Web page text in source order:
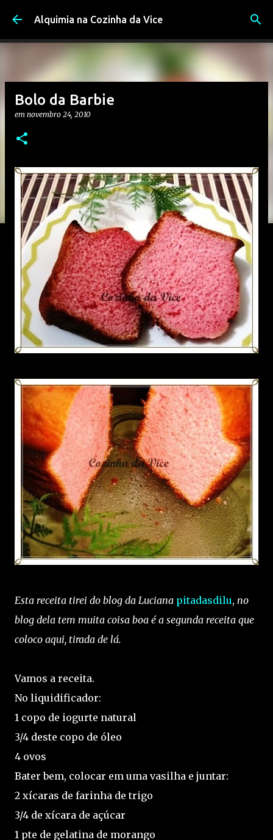
Pular para o conteúdo principal
Alquimia na Cozinha da Vice
Bolo da Barbie
em novembro 24, 2010
Esta receita tirei do blog da Luciana pitadasdilu, no
blog dela tem muita coisa boa é a segunda receita que
coloco aqui, tirada de lá.
Vamos a receita.
No liquidificador:
1 copo de iogurte natural
3/4 deste copo de óleo
4 ovos
Bater bem, colocar em uma vasilha e juntar:
2 xícaras de farinha de trigo
3/4 de xícara de açúcar
1 pte de gelatina de morango